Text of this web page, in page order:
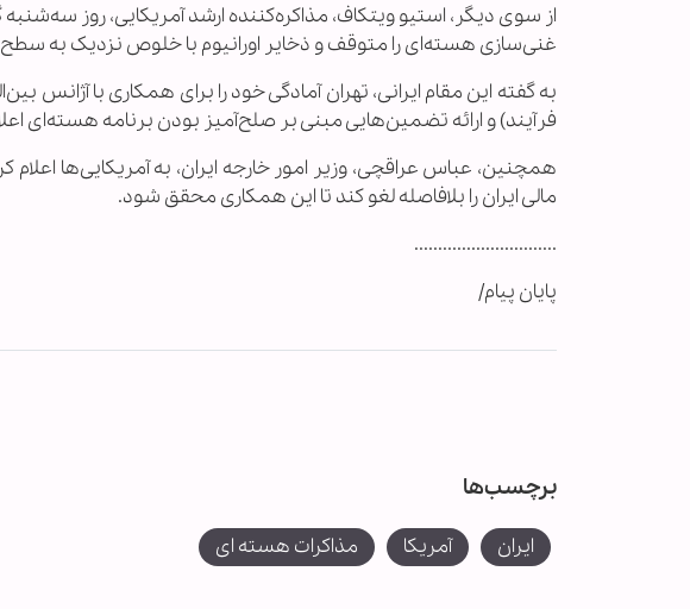
غنی‌سازی هسته‌ای را متوقف و ذخایر اورانیوم با خلوص نزدیک به سطح
به گفته این مقام ایرانی، تهران آمادگی خود را برای همکاری با آژانس
فرآیند) و ارائه تضمین‌هایی مبنی بر صلح‌آمیز بودن برنامه هسته‌ای
همچنین، عباس عراقچی، وزیر امور خارجه ایران، به آمریکایی‌ها
مالی ایران را بلافاصله لغو کند تا این همکاری محقق شود.
..............................
پایان پیام/
برچسب‌ها
ایران آمریکا مذاکرات هسته ای